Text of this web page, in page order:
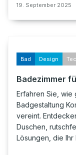
19. September 2025
Bad Design
Badezimmer
Erfahren Sie,
Badgestaltung
vereint.
Duschen,
Lösungen, die